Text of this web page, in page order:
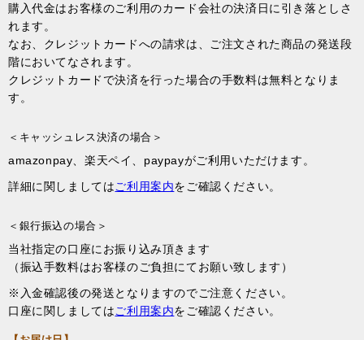
購入代金はお客様のご利用のカード会社の決済日に引き落としさ
れます。
なお、クレジットカードへの請求は、ご注文された商品の発送段
階においてなされます。
クレジットカードで決済を行った場合の手数料は無料となりま
す。
＜キャッシュレス決済の場合＞
amazonpay、楽天ペイ、paypayがご利用いただけます。
詳細に関しましてはご利用案内をご確認ください。
＜銀行振込の場合＞
当社指定の口座にお振り込み頂きます
（振込手数料はお客様のご負担にてお願い致します）
※入金確認後の発送となりますのでご注意ください。
口座に関しましてはご利用案内をご確認ください。